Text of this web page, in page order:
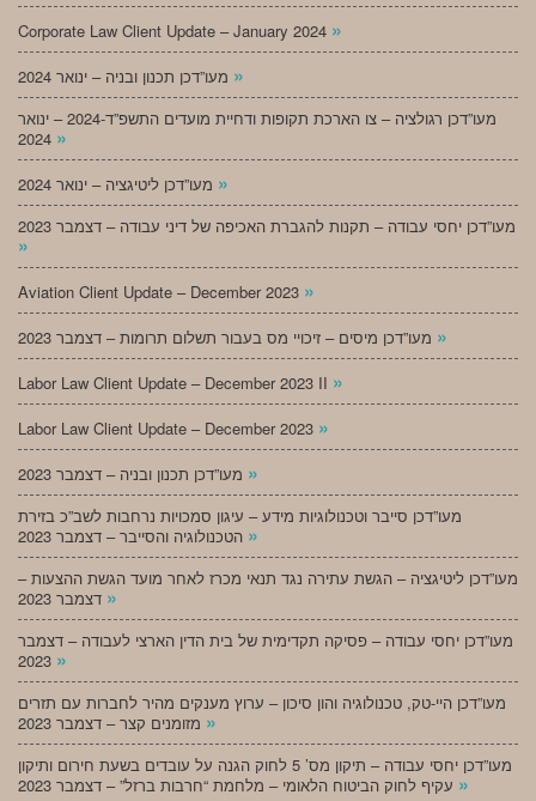
Corporate Law Client Update – January 2024 »
»
מעו”דכן רגולציה – צו הארכת תקופות ודחיית מועדים התשפ”ד-2024 – ינואר
»
»
מעו”דכן יחסי עבודה – תקנות להגברת האכיפה של דיני עבודה – דצמבר 2023
»
Aviation Client Update – December 2023 »
»
Labor Law Client Update – December 2023 II »
Labor Law Client Update – December 2023 »
»
מעו”דכן סייבר וטכנולוגיות מידע – עיגון סמכויות נרחבות לשב”כ בזירת
»
מעו”דכן ליטיגציה – הגשת עתירה נגד תנאי מכרז לאחר מועד הגשת ההצעות –
»
מעו”דכן יחסי עבודה – פסיקה תקדימית של בית הדין הארצי לעבודה – דצמבר
»
מעו”דכן היי-טק, טכנולוגיה והון סיכון – ערוץ מענקים מהיר לחברות עם תזרים
»
מעו”דכן יחסי עבודה – תיקון מס’ 5 לחוק הגנה על עובדים בשעת חירום ותיקון
»